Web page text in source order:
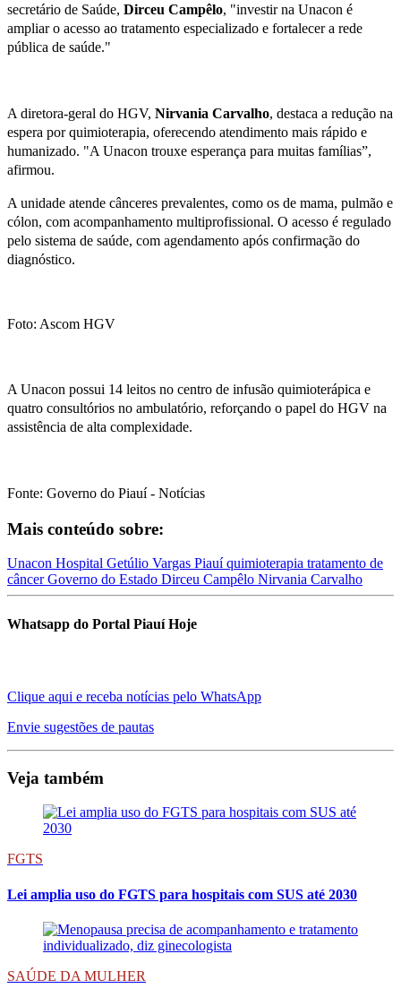
secretário de Saúde, Dirceu Campêlo, "investir na Unacon é
ampliar o acesso ao tratamento especializado e fortalecer a rede
pública de saúde."
A diretora-geral do HGV, Nirvania Carvalho, destaca a redução na
espera por quimioterapia, oferecendo atendimento mais rápido e
humanizado. "A Unacon trouxe esperança para muitas famílias”,
afirmou.
A unidade atende cânceres prevalentes, como os de mama, pulmão e
cólon, com acompanhamento multiprofissional. O acesso é regulado
pelo sistema de saúde, com agendamento após confirmação do
diagnóstico.
Foto: Ascom HGV
A Unacon possui 14 leitos no centro de infusão quimioterápica e
quatro consultórios no ambulatório, reforçando o papel do HGV na
assistência de alta complexidade.
Fonte: Governo do Piauí - Notícias
Mais conteúdo sobre:
Unacon Hospital Getúlio Vargas Piauíquimioterapia tratamento de
câncerGoverno do Estado Dirceu Campêlo Nirvania Carvalho
Whatsapp do Portal Piauí Hoje
Clique aqui e receba notícias pelo WhatsApp
Envie sugestões de pautas
Veja também
FGTS
Lei amplia uso do FGTS para hospitais com SUS até 2030
SAÚDE DA MULHER